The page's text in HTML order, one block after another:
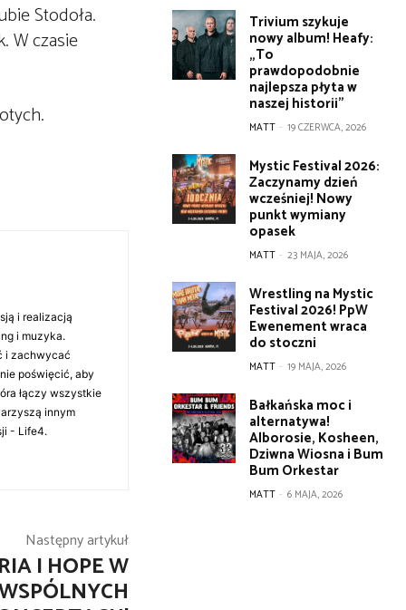
Stodoła.
W czasie
i realizacją
i muzyka.
i zachwycać
poświęcić, aby
łączy wszystkie
innym
- Life4.
Następny artykuł
I HOPE W
Trivium szykuje
nowy album! Heafy:
„To
prawdopodobnie
najlepsza płyta w
naszej historii”
MATT - 19 CZERWCA, 2026
Mystic Festival 2026:
Zaczynamy dzień
wcześniej! Nowy
punkt wymiany
opasek
MATT - 23 MAJA, 2026
Wrestling na Mystic
Festival 2026! PpW
Ewenement wraca
do stoczni
MATT - 19 MAJA, 2026
Bałkańska moc i
alternatywa!
Alborosie, Kosheen,
Dziwna Wiosna i Bum
Bum Orkestar
MATT - 6 MAJA, 2026